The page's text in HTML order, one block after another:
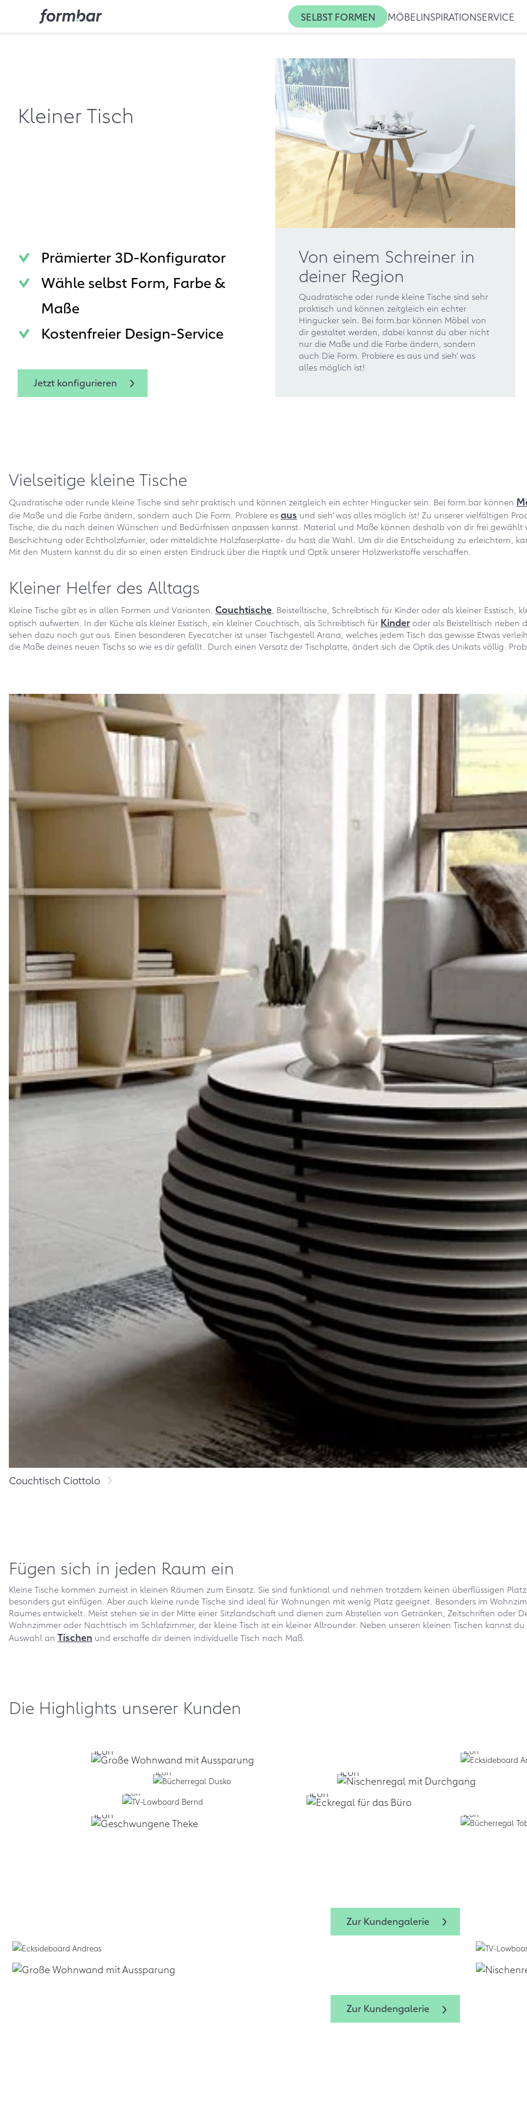
SELBST FORMEN MÖBEL INSPIRATIONSERVICE
Kleiner Tisch
Prämierter 3D-Konfigurator
Wähle selbst Form, Farbe &
Maße
Kostenfreier Design-Service
Jetzt konfigurieren
Von einem Schreiner in
deiner Region
Quadratische oder runde kleine Tische sind sehr
praktisch und können zeitgleich ein echter
Hingucker sein. Bei form.bar können Möbel von
dir gestaltet werden, dabei kannst du aber nicht
nur die Maße und die Farbe ändern, sondern
auch Die Form. Probiere es aus und sieh‘ was
alles möglich ist!
Vielseitige kleine Tische
Quadratische oder runde kleine Tische sind sehr praktisch und können zeitgleich ein echter Hingucker sein. Bei form.bar können
die Maße und die Farbe ändern, sondern auch Die Form. Probiere es aus und sieh‘ was alles möglich ist! Zu unserer vielfältigen
Tische, die du nach deinen Wünschen und Bedürfnissen anpassen kannst. Material und Maße können deshalb von dir frei
Beschichtung oder Echtholzfurnier, oder mitteldichte Holzfaserplatte- du hast die Wahl. Um dir die Entscheidung zu erleichtern,
Mit den Mustern kannst du dir so einen ersten Eindruck über die Haptik und Optik unserer Holzwerkstoffe verschaffen.
Kleiner Helfer des Alltags
Kleine Tische gibt es in allen Formen und Varianten. Couchtische , Beistelltische, Schreibtisch für Kinder oder als kleiner
optisch aufwerten. In der Küche als kleiner Esstisch, ein kleiner Couchtisch, als Schreibtisch für Kinder oder als Beistelltisch neben
sehen dazu noch gut aus. Einen besonderen Eyecatcher ist unser Tischgestell Arana, welches jedem Tisch das gewisse Etwas
die Maße deines neuen Tischs so wie es dir gefällt. Durch einen Versatz der Tischplatte, ändert sich die Optik des Unikats völlig.
Couchtisch Ciottolo
Fügen sich in jeden Raum ein
Kleine Tische kommen zumeist in kleinen Räumen zum Einsatz. Sie sind funktional und nehmen trotzdem keinen überflüssigen
besonders gut einfügen. Aber auch kleine runde Tische sind ideal für Wohnungen mit wenig Platz geeignet. Besonders im
Raumes entwickelt. Meist stehen sie in der Mitte einer Sitzlandschaft und dienen zum Abstellen von Getränken, Zeitschriften oder
Wohnzimmer oder Nachttisch im Schlafzimmer, der kleine Tisch ist ein kleiner Allrounder. Neben unseren kleinen Tischen kannst
Auswahl an Tischen und erschaffe dir deinen individuelle Tisch nach Maß.
Die Highlights unserer Kunden
Selbst formen:
Zum Design
Business:
Zur Kundengalerie
Zur Kundengalerie